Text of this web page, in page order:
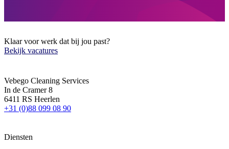
Klaar voor werk dat bij jou past?
Bekijk vacatures
Vebego Cleaning Services
In de Cramer 8
6411 RS Heerlen
+31 (0)88 099 08 90
Diensten